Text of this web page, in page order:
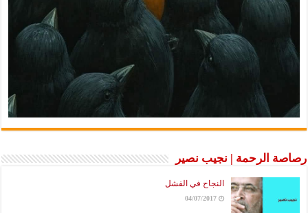
رصاصة الرحمة | نجيب نصير
النجاح في الفشل
04/07/2017